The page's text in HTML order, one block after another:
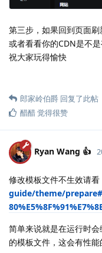
第三步，如果回到页面
或者看看你的CDN是不
祝大家玩得愉快
郎家岭伯爵 回复了此帖
醋醋觉得很赞
Ryan Wang 👍
修改模板文件不生效请看
guide/theme/
简单来说就是在运行时
的模板文件，这会有性能